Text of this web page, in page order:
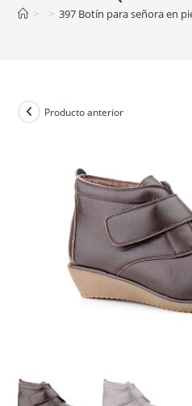
> > 397 Botín para señora en
Producto anterior